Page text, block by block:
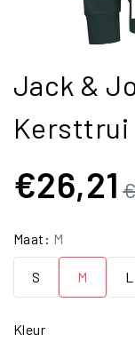
Jack &
Kersttrui
€26,21
Maat: M
S M L
Kleur